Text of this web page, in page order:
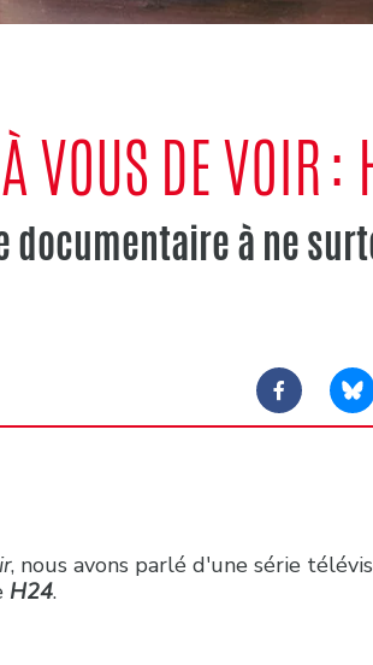
VOUS DE VOIR :
documentaire à ne
, nous avons parlé d'une série
H24.